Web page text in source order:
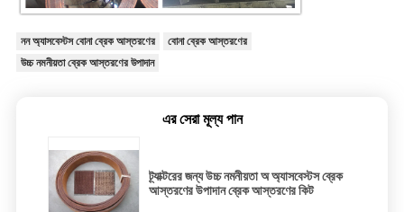
নন অ্যাসবেস্টস বোনা ব্রেক আস্তরণের
বোনা ব্রেক আস্তরণের
উচ্চ নমনীয়তা ব্রেক আস্তরণের উপাদান
এর সেরা মূল্য পান
ট্র্যাক্টরের জন্য উচ্চ নমনীয়তা অ অ্যাসবেস্টস ব্রেক
আস্তরণের উপাদান ব্রেক আস্তরণের কিট